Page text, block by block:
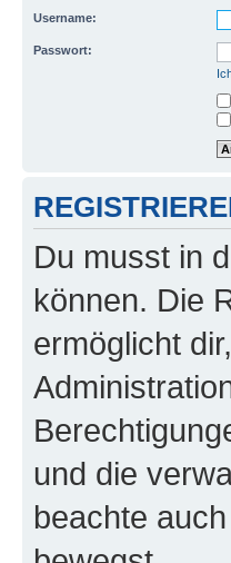
Username:
Passwort:
Du musst in
können. Die
ermöglicht
und die
beachte